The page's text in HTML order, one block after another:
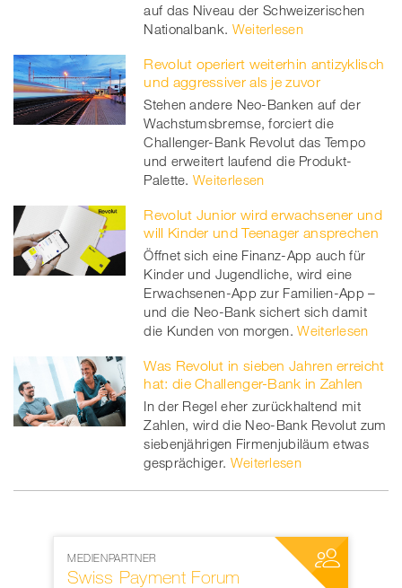
auf das Niveau der Schweizerischen
Nationalbank. Weiterlesen
Revolut operiert weiterhin antizyklisch
und aggressiver als je zuvor
Stehen andere Neo-Banken auf der
Wachstumsbremse, forciert die
Challenger-Bank Revolut das Tempo
und erweitert laufend die Produkt-
Palette. Weiterlesen
Revolut Junior wird erwachsener und
will Kinder und Teenager ansprechen
Öffnet sich eine Finanz-App auch für
Kinder und Jugendliche, wird eine
Erwachsenen-App zur Familien-App –
und die Neo-Bank sichert sich damit
die Kunden von morgen. Weiterlesen
Was Revolut in sieben Jahren erreicht
hat: die Challenger-Bank in Zahlen
In der Regel eher zurückhaltend mit
Zahlen, wird die Neo-Bank Revolut zum
siebenjährigen Firmenjubiläum etwas
gesprächiger. Weiterlesen
MEDIENPARTNER
Swiss Payment Forum